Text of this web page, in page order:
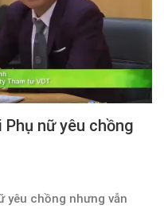
nữ yêu chồng
yêu chồng nhưng vẫn